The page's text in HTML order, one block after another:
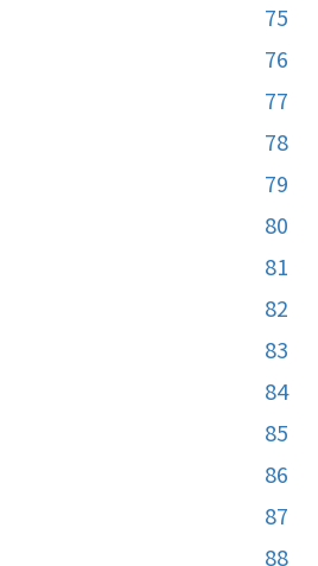
75
76
77
78
79
80
81
82
83
84
85
86
87
88